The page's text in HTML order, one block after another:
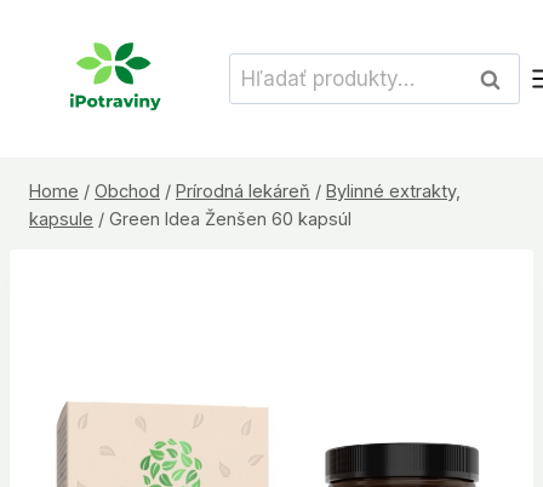
Hľadať:
Home / Obchod / Prírodná lekáreň / Bylinné extrakty,
kapsule / Green Idea Ženšen 60 kapsúl